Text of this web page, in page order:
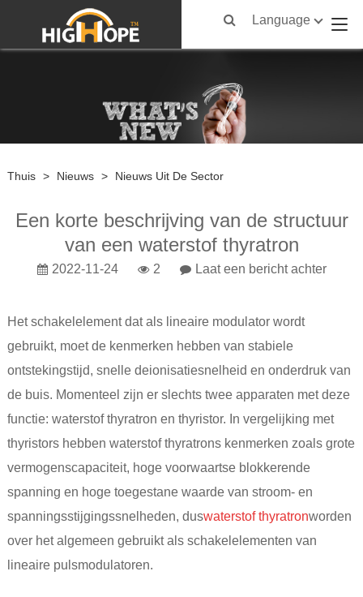
Language
Thuis > Nieuws > Nieuws Uit De Sector
Een korte beschrijving van de structuur
van een waterstof thyratron
2022-11-24 2 Laat een bericht achter
Het schakelelement dat als lineaire modulator wordt
gebruikt, moet de kenmerken hebben van stabiele
ontstekingstijd, snelle deionisatiesnelheid en onderdruk van
de buis. Momenteel zijn er slechts twee apparaten met deze
functie: waterstof thyratron en thyristor. In vergelijking met
thyristors hebben waterstof thyratrons kenmerken zoals grote
vermogenscapaciteit, hoge voorwaartse blokkerende
spanning en hoge toegestane waarde van stroom- en
spanningsstijgingssnelheden, duswaterstof thyratronworden
over het algemeen gebruikt als schakelelementen van
lineaire pulsmodulatoren.